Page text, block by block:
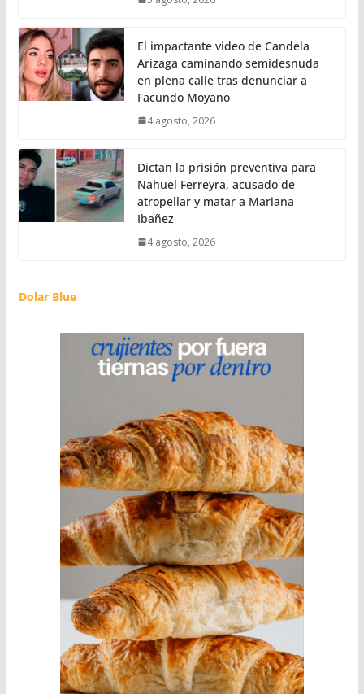
El impactante video de Candela
Arizaga caminando semidesnuda
en plena calle tras denunciar a
Facundo Moyano
4 agosto, 2026
Dictan la prisión preventiva para
Nahuel Ferreyra, acusado de
atropellar y matar a Mariana
Ibañez
4 agosto, 2026
Dolar Blue